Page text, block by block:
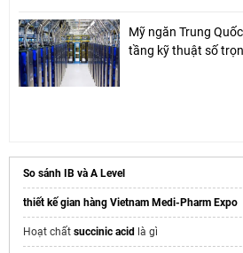
Mỹ ngăn Trung
tầng kỹ thuật số
So sánh IB và A Level
thiết kế gian hàng Vietnam Medi-Pharm Expo
Hoạt chất succinic acid là gì